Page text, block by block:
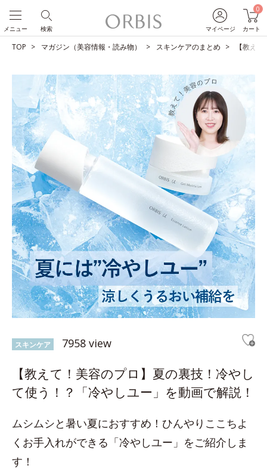
マイページ
0
カート
検索
メニュー
TOP マガジン（美容情報・読み物） スキンケアのまとめ 【教え
スキンケア 7958 view
【教えて！美容のプロ】夏の裏技！冷やし
て使う！？「冷やしユー」を動画で解説！
ムシムシと暑い夏におすすめ！ひんやりここちよ
くお手入れができる「冷やしユー」をご紹介しま
す！